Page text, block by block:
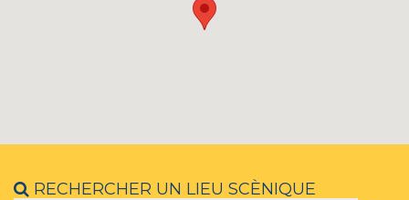
RECHERCHER UN LIEU SCÈNIQUE